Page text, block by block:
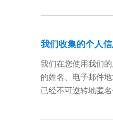
我们收集的个人
我们在您使用我们
的姓名、电子邮件
已经不可逆转地匿